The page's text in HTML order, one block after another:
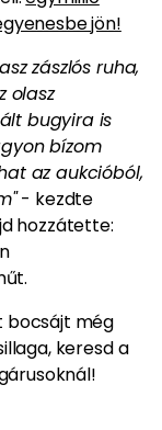
jön!
zászlós ruha,
olasz
bugyira is
bízom
az aukcióból,
- kezdte
hozzátette:
bocsájt még
keresd a